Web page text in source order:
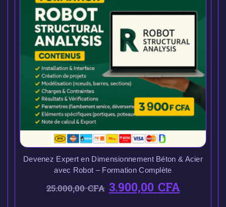
Devenez Expert en Dimensionnement Béton & Acier
avec Robot – Formation Complète
25.000,00CFA 3.900,00CFA